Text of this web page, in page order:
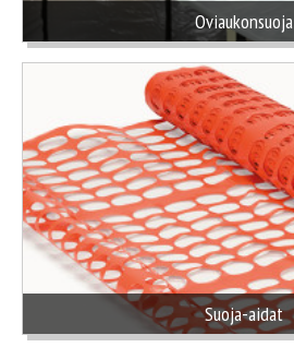
Oviaukonsuoja
Suoja-aidat